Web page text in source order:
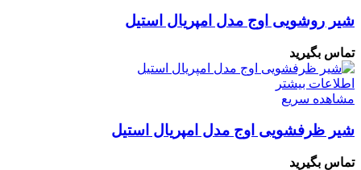
شیر روشویی اوج مدل امپریال استیل
تماس بگیرید
اطلاعات بیشتر
مشاهده سریع
شیر ظرفشویی اوج مدل امپریال استیل
تماس بگیرید